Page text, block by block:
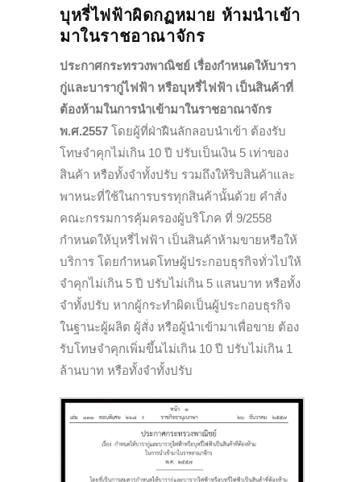
บุหรี่ไฟฟ้าผิดกฏหมาย ห้ามนำเข้า
มาในราชอาณาจักร
ประกาศกระทรวงพาณิชย์ เรื่องกำหนดให้บารา
กู่และบารากู่ไฟฟ้า หรือบุหรี่ไฟฟ้า เป็นสินค้าที่
ต้องห้ามในการนำเข้ามาในราชอาณาจักร
พ.ศ.2557 โดยผู้ที่ฝ่าฝืนลักลอบนำเข้า ต้องรับ
โทษจำคุกไม่เกิน 10 ปี ปรับเป็นเงิน 5 เท่าของ
สินค้า หรือทั้งจำทั้งปรับ รวมถึงให้ริบสินค้าและ
พาหนะที่ใช้ในการบรรทุกสินค้านั้นด้วย คำสั่ง
คณะกรรมการคุ้มครองผู้บริโภค ที่ 9/2558
กำหนดให้บุหรี่ไฟฟ้า เป็นสินค้าห้ามขายหรือให้
บริการ โดยกำหนดโทษผู้ประกอบธุรกิจทั่วไปให้
จำคุกไม่เกิน 5 ปี ปรับไม่เกิน 5 แสนบาท หรือทั้ง
จำทั้งปรับ หากผู้กระทำผิดเป็นผู้ประกอบธุรกิจ
ในฐานะผู้ผลิต ผู้สั่ง หรือผู้นำเข้ามาเพื่อขาย ต้อง
รับโทษจำคุกเพิ่มขึ้นไม่เกิน 10 ปี ปรับไม่เกิน 1
ล้านบาท หรือทั้งจำทั้งปรับ